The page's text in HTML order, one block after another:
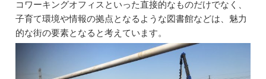
コワーキングオフィスといった直接的なものだけでなく、
子育て環境や情報の拠点となるような図書館などは、魅力
的な街の要素となると考えています。